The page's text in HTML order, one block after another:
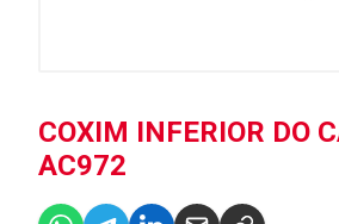
COXIM INFERIOR DO
AC972